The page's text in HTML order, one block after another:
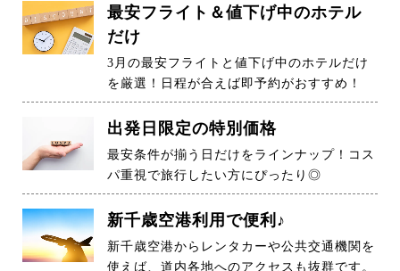
最安フライト＆値下げ中のホテル
だけ
3月の最安フライトと値下げ中のホテルだけ
を厳選！日程が合えば即予約がおすすめ！
出発日限定の特別価格
最安条件が揃う日だけをラインナップ！コス
パ重視で旅行したい方にぴったり◎
新千歳空港利用で便利♪
新千歳空港からレンタカーや公共交通機関を
使えば、道内各地へのアクセスも抜群です。